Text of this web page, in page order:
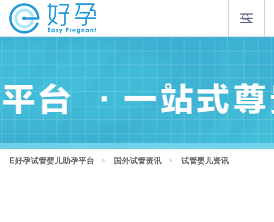
E好孕试管婴儿助孕平台 国外试管资讯 试管婴儿资讯